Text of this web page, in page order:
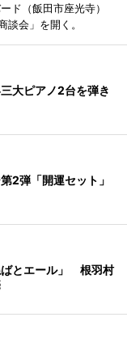
ド（飯田市座光寺）
会」を開く。
大ピアノ2台を弾き
2弾「開運セット」
ばとエール」 根羽村